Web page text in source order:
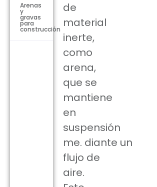
Arenas
y
gravas
para
construcción
de
material
inerte,
como
arena,
que se
mantiene
en
suspensión
me. diante un
flujo de
aire.